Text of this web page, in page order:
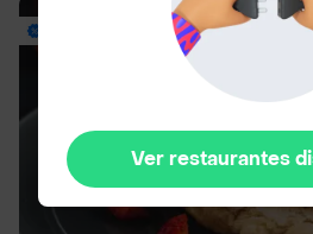
Ver restaurantes